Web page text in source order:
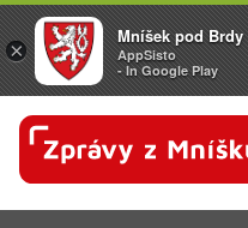
×
Mníšek pod Brdy
AppSisto
- In Google Play